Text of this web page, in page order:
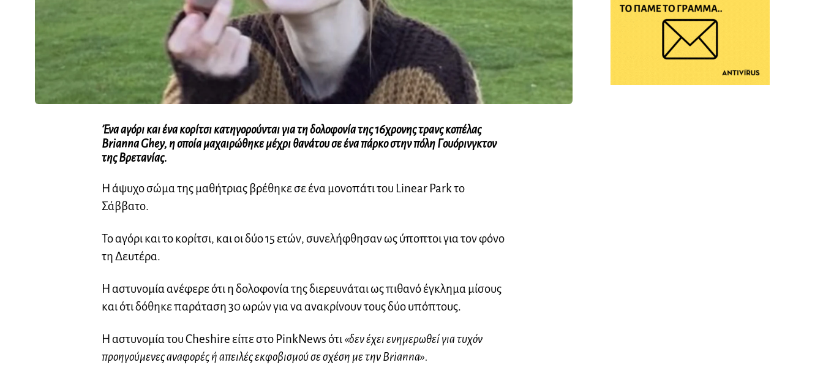
Ένα αγόρι και ένα κορίτσι κατηγορούνται για τη δολοφονία της 16χρονης τρανς κοπέλας
Brianna Ghey, η οποία μαχαιρώθηκε μέχρι θανάτου σε ένα πάρκο στην πόλη Γουόρινγκτον
της Βρετανίας.
Η άψυχο σώμα της μαθήτριας βρέθηκε σε ένα μονοπάτι του Linear Park το
Σάββατο.
Το αγόρι και το κορίτσι, και οι δύο 15 ετών, συνελήφθησαν ως ύποπτοι για τον φόνο
τη Δευτέρα.
Η αστυνομία ανέφερε ότι η δολοφονία της διερευνάται ως πιθανό έγκλημα μίσους
και ότι δόθηκε παράταση 30 ωρών για να ανακρίνουν τους δύο υπόπτους.
Η αστυνομία του Cheshire είπε στο PinkNews ότι«δεν έχει ενημερωθεί για τυχόν
προηγούμενες αναφορές ή απειλές εκφοβισμού σε σχέση με την Brianna».